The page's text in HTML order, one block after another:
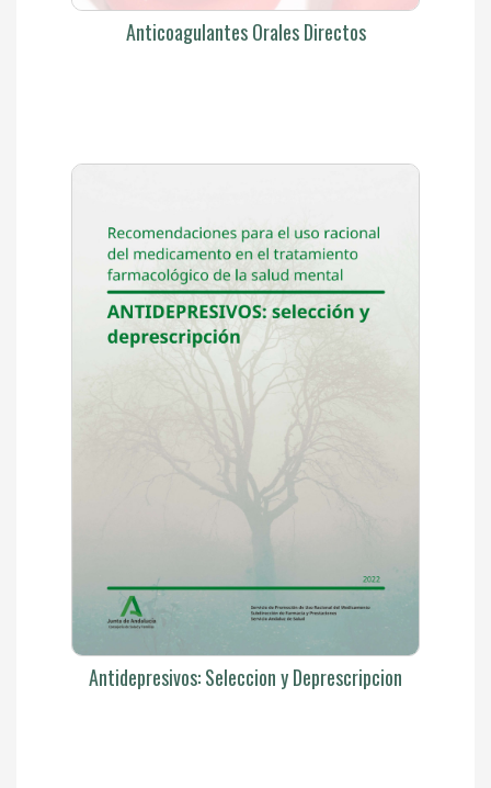
Anticoagulantes Orales Directos
Antidepresivos: Seleccion y Deprescripcion